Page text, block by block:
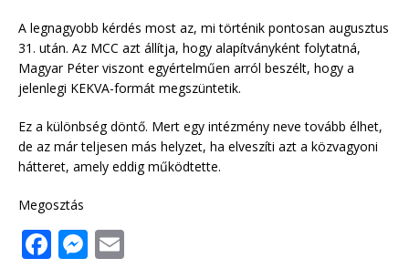
A legnagyobb kérdés most az, mi történik pontosan augusztus
31. után. Az MCC azt állítja, hogy alapítványként folytatná,
Magyar Péter viszont egyértelműen arról beszélt, hogy a
jelenlegi KEKVA-formát megszüntetik.
Ez a különbség döntő. Mert egy intézmény neve tovább élhet,
de az már teljesen más helyzet, ha elveszíti azt a közvagyoni
hátteret, amely eddig működtette.
Megosztás
F M